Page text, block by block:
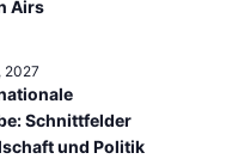
Airs
2027
Schnittfelder
und Politik